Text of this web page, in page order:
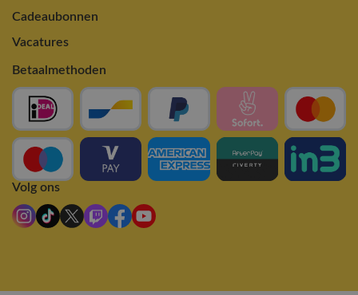
Cadeaubonnen
Vacatures
Betaalmethoden
Volg ons